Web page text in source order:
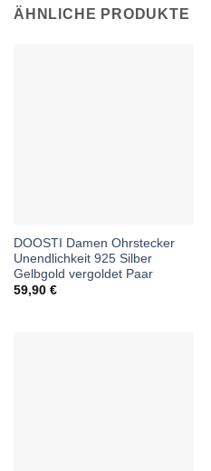
ÄHNLICHE PRODUKTE
DOOSTI Damen Ohrstecker
Unendlichkeit 925 Silber
Gelbgold vergoldet Paar
59,90 €